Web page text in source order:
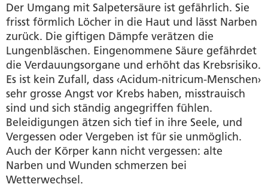
Der Umgang mit Salpetersäure ist gefährlich. Sie
frisst förmlich Löcher in die Haut und lässt Narben
zurück. Die giftigen Dämpfe verätzen die
Lungenbläschen. Eingenommene Säure gefährdet
die Verdauungsorgane und erhöht das Krebsrisiko.
Es ist kein Zufall, dass ‹Acidum-nitricum-Menschen›
sehr grosse Angst vor Krebs haben, misstrauisch
sind und sich ständig angegriffen fühlen.
Beleidigungen ätzen sich tief in ihre Seele, und
Vergessen oder Vergeben ist für sie unmöglich.
Auch der Körper kann nicht vergessen: alte
Narben und Wunden schmerzen bei
Wetterwechsel.